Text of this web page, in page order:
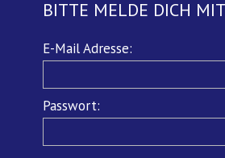
BITTE MELDE DICH
Pflichtfeld
E-Mail Adresse:
Pflichtfeld
Passwort: